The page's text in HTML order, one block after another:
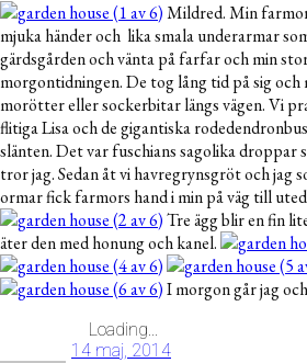
Mildred. Min
mjuka händer och lika smala underarmar
gärdsgården och vänta på farfar och min
morgontidningen. De tog lång tid på sig och
morötter eller sockerbitar längs vägen. Vi
flitiga Lisa och de gigantiska
slänten. Det var fuschians sagolika droppar
tror jag. Sedan åt vi havregrynsgröt och jag
ormar fick farmors hand i min på väg till
Tre ägg blir en fin
äter den med honung och kanel.
I morgon går jag
Loading...
14 maj, 2014